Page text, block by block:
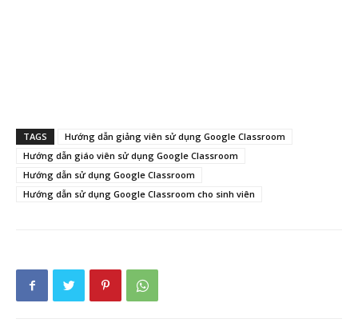
TAGS
Hướng dẫn giảng viên sử dụng Google Classroom
Hướng dẫn giáo viên sử dụng Google Classroom
Hướng dẫn sử dụng Google Classroom
Hướng dẫn sử dụng Google Classroom cho sinh viên